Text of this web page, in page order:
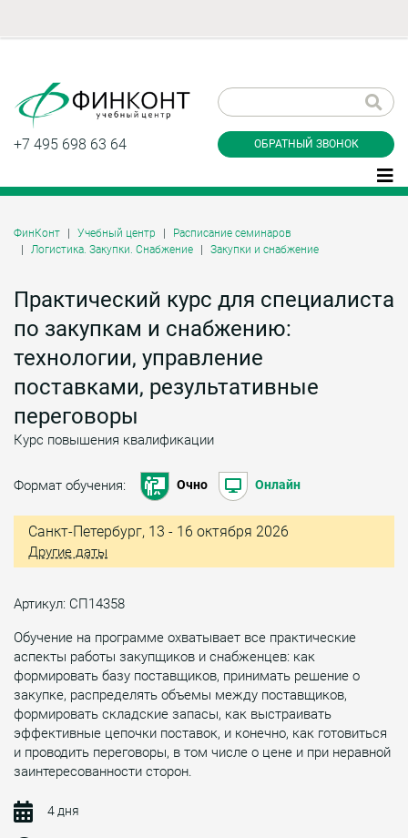
+7 495 698 63 64 ОБРАТНЫЙ ЗВОНОК
ФинКонт Учебный центр
Расписание семинаров
Логистика. Закупки. Снабжение
Закупки и снабжение
Практический курс для специалиста
по закупкам и снабжению:
технологии, управление
поставками, результативные
переговоры
Курс повышения квалификации
Формат обучения: Очно Онлайн
Санкт-Петербург, 13 - 16 октября 2026
Другие даты
Артикул: СП14358
Обучение на программе охватывает все практические
аспекты работы закупщиков и снабженцев: как
формировать базу поставщиков, принимать решение о
закупке, распределять объемы между поставщиков,
формировать складские запасы, как выстраивать
эффективные цепочки поставок, и конечно, как готовиться
и проводить переговоры, в том числе о цене и при неравной
заинтересованности сторон.
4 дня
звонок
Даю согласие на обработку персональных
конфиденциальности
Заказать